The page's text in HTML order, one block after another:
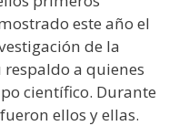
este año el
de la
a quienes
científico. Durante
ellos y ellas.